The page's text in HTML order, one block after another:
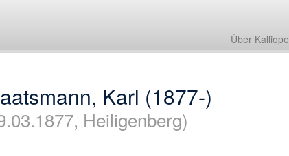
Über Kalliope
Karl (1877-)
Heiligenberg)